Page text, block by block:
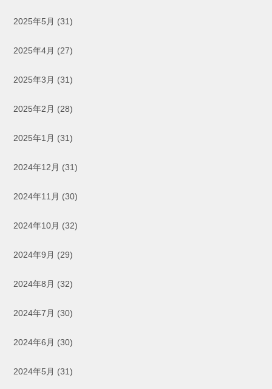
2025年5月 (31)
2025年4月 (27)
2025年3月 (31)
2025年2月 (28)
2025年1月 (31)
2024年12月 (31)
2024年11月 (30)
2024年10月 (32)
2024年9月 (29)
2024年8月 (32)
2024年7月 (30)
2024年6月 (30)
2024年5月 (31)